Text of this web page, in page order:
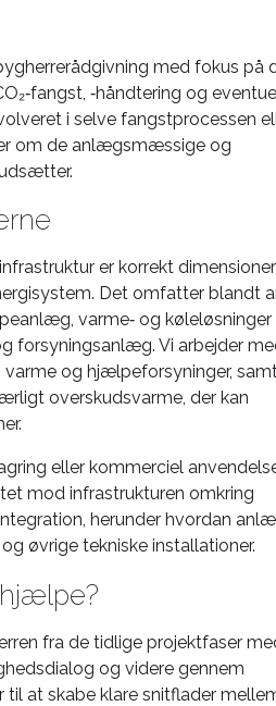
med fokus på
‑håndtering og
i selve fangstprocessen
om de anlægsmæssige og
er korrekt
Det omfatter blandt
varme‑ og
forsyningsanlæg. Vi arbejder
varme og hjælpeforsyninger,
overskudsvarme, der kan
eller kommerciel
mod infrastrukturen omkring
herunder hvordan
øvrige tekniske installationer.
fra de tidlige projektfaser
og videre gennem
til at skabe klare snitflader